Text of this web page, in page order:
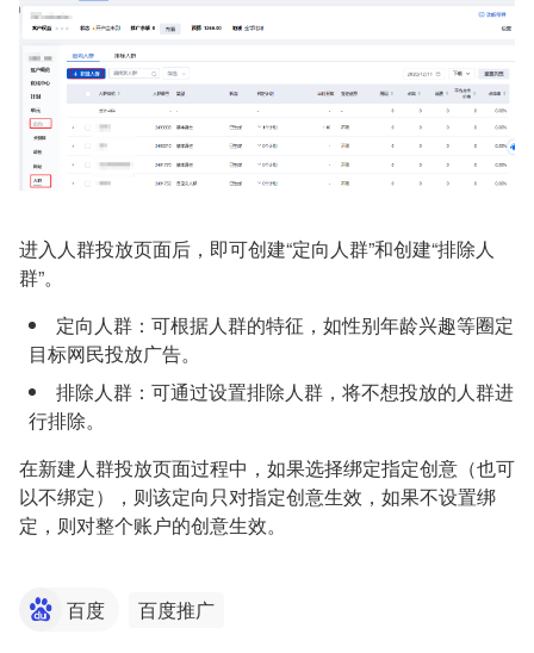
进入人群投放页面后，即可创建“定向人群”和创建“排除人
群”。
定向人群：可根据人群的特征，如性别年龄兴趣等圈定
目标网民投放广告。
排除人群：可通过设置排除人群，将不想投放的人群进
行排除。
在新建人群投放页面过程中，如果选择绑定指定创意（也可
以不绑定），则该定向只对指定创意生效，如果不设置绑
定，则对整个账户的创意生效。
百度 百度推广